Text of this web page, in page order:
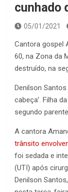
cunhado
05/01/2021
Cantora gospel
60, na Zona da
destruído, na
Denilson
cabeça’. Filha
segundo
A cantora
trânsito
foi sedada e
(UTI) após
Denilson